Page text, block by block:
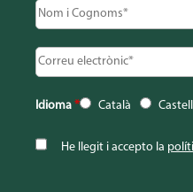
Idioma * Català
He llegit i accepto la